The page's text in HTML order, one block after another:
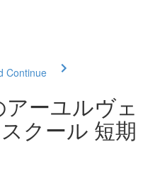
Continue
ーユルヴェ
クール 短期